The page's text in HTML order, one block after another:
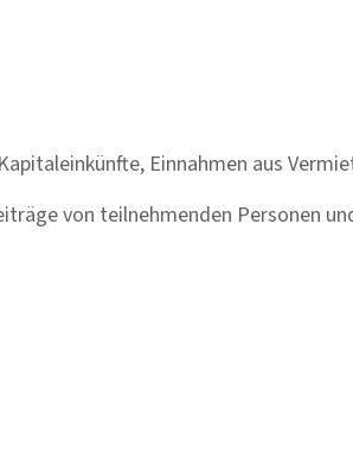
Einnahmen aus
von teilnehmenden Personen